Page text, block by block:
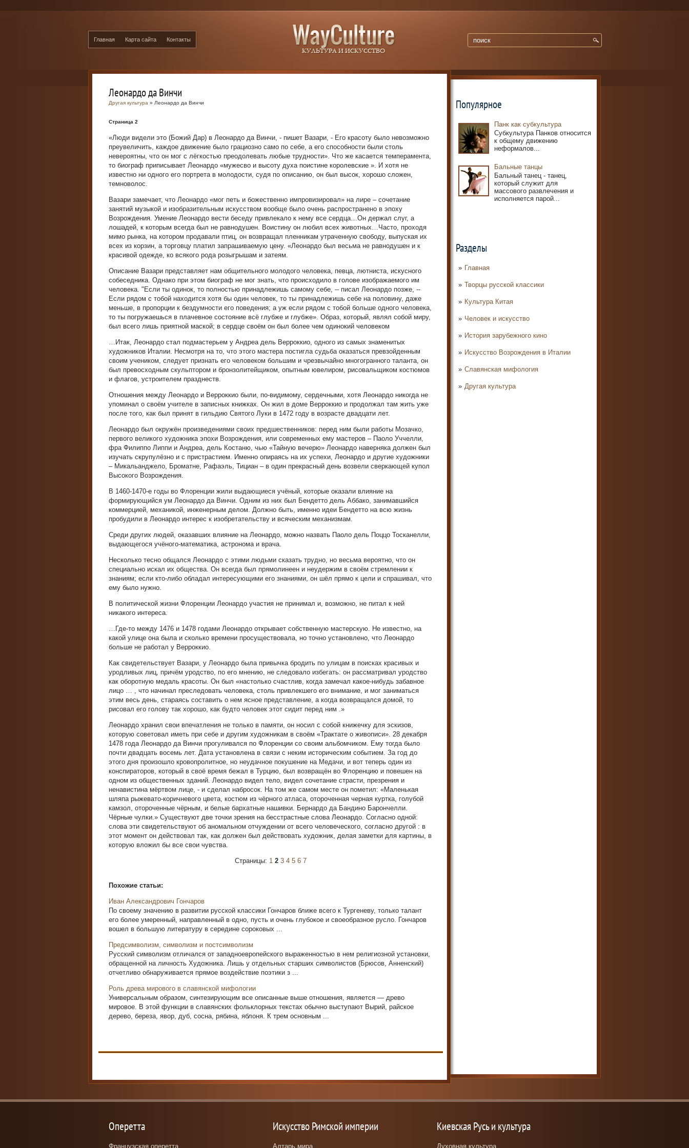
Главная Карта сайта Контакты
Популярное
Панк как субкультура
Субкультура Панков относится
к общему движению
неформалов...
Бальные танцы
Бальный танец - танец,
который служит для
массового развлечения и
исполняется парой...
Разделы
Главная
Творцы русской классики
Культура Китая
Человек и искусство
История зарубежного кино
Искусство Возрождения в Италии
Славянская мифология
Другая культура
Леонардо да Винчи
Другая культура » Леонардо да Винчи
Страница 2
«Люди видели это (Божий Дар) в Леонардо да Винчи, - пишет Вазари, - Его красоту было невозможно
преувеличить, каждое движение было грациозно само по себе, а его способности были столь
невероятны, что он мог с лёгкостью преодолевать любые трудности». Что же касается темперамента,
то биограф приписывает Леонардо «мужесво и высоту духа поистине королевские ». И хотя не
известно ни одного его портрета в молодости, судя по описанию, он был высок, хорошо сложен,
темноволос.
Вазари замечает, что Леонардо «мог петь и божественно импровизировал» на лире – сочетание
занятий музыкой и изобразительным искусством вообще было очень распространено в эпоху
Возрождения. Умение Леонардо вести беседу привлекало к нему все сердца…Он держал слуг, а
лошадей, к которым всегда был не равнодушен. Воистину он любил всех животных…Часто, проходя
мимо рынка, на котором продавали птиц, он возвращал пленникам утраченную свободу, выпуская их
всех из корзин, а торговцу платил запрашиваемую цену. «Леонардо был весьма не равнодушен и к
красивой одежде, ко всякого рода розыгрышам и затеям.
Описание Вазари представляет нам общительного молодого человека, певца, лютниста, искусного
собеседника. Однако при этом биограф не мог знать, что происходило в голове изображаемого им
человека. "Если ты одинок, то полностью принадлежишь самому себе, -- писал Леонардо позже, --
Если рядом с тобой находится хотя бы один человек, то ты принадлежишь себе на половину, даже
меньше, в пропорции к бездумности его поведения; а уж если рядом с тобой больше одного человека,
то ты погружаешься в плачевное состояние всё глубже и глубже». Образ, который, являл собой миру,
был всего лишь приятной маской; в сердце своём он был более чем одинокий человеком
…Итак, Леонардо стал подмастерьем у Андреа дель Верроккио, одного из самых знаменитых
художников Италии. Несмотря на то, что этого мастера постигла судьба оказаться превзойденным
своим учеником, следует признать его человеком большим и чрезвычайно многогранного таланта, он
был превосходным скульптором и бронзолитейщиком, опытным ювелиром, рисовальщиком костюмов
и флагов, устроителем празднеств.
Отношения между Леонардо и Верроккио были, по-видимому, сердечными, хотя Леонардо никогда не
упоминал о своём учителе в записных книжках. Он жил в доме Верроккио и продолжал там жить уже
после того, как был принят в гильдию Святого Луки в 1472 году в возрасте двадцати лет.
Леонардо был окружён произведениями своих предшественников: перед ним были работы Мозачко,
первого великого художника эпохи Возрождения, или современных ему мастеров – Паоло Уччелли,
фра Филиппо Липпи и Андреа, дель Костаню, чью «Тайную вечерю» Леонардо наверняка должен был
изучать скрупулёзно и с пристрастием. Именно опираясь на их успехи, Леонардо и другие художники
– Микальанджело, Броматне, Рафаэль, Тициан – в один прекрасный день возвели сверкающей купол
Высокого Возрождения.
В 1460-1470-е годы во Флоренции жили выдающиеся учёный, которые оказали влияние на
формирующийся ум Леонардо да Винчи. Одним из них был Бендетто дель Аббако, занимавшийся
коммерцией, механикой, инженерным делом. Должно быть, именно идеи Бендетто на всю жизнь
пробудили в Леонардо интерес к изобретательству и всяческим механизмам.
Среди других людей, оказавших влияние на Леонардо, можно назвать Паоло дель Поццо Тосканелли,
выдающегося учёного-математика, астронома и врача.
Несколько тесно общался Леонардо с этими людьми сказать трудно, но весьма вероятно, что он
специально искал их общества. Он всегда был прямолинеен и неудержим в своём стремлении к
знаниям; если кто-либо обладал интересующими его знаниями, он шёл прямо к цели и спрашивал, что
ему было нужно.
В политической жизни Флоренции Леонардо участия не принимал и, возможно, не питал к ней
никакого интереса.
…Где-то между 1476 и 1478 годами Леонардо открывает собственную мастерскую. Не известно, на
какой улице она была и сколько времени просуществовала, но точно установлено, что Леонардо
больше не работал у Верроккио.
Как свидетельствует Вазари, у Леонардо была привычка бродить по улицам в поисках красивых и
уродливых лиц, причём уродство, по его мнению, не следовало избегать: он рассматривал уродство
как оборотную медаль красоты. Он был «настолько счастлив, когда замечал какое-нибудь забавное
лицо … , что начинал преследовать человека, столь привлекшего его внимание, и мог заниматься
этим весь день, стараясь составить о нем ясное представление, а когда возвращался домой, то
рисовал его голову так хорошо, как будто человек этот сидит перед ним .»
Леонардо хранил свои впечатления не только в памяти, он носил с собой книжечку для эскизов,
которую советовал иметь при себе и другим художникам в своём «Трактате о живописи». 28 декабря
1478 года Леонардо да Винчи прогуливался по Флоренции со своим альбомчиком. Ему тогда было
почти двадцать восемь лет. Дата установлена в связи с неким историческим событием. За год до
этого дня произошло кровопролитное, но неудачное покушение на Медачи, и вот теперь один из
конспираторов, который в своё время бежал в Турцию, был возвращён во Флоренцию и повешен на
одном из общественных зданий. Леонардо видел тело, видел сочетание страсти, презрения и
ненавистина мёртвом лице, - и сделал набросок. На том же самом месте он пометил: «Маленькая
шляпа рыжевато-коричневого цвета, костюм из чёрного атласа, отороченная черная куртка, голубой
камзол, отороченные чёрным, и белые бархатные нашивки. Бернардо да Бандино Барончелли.
Чёрные чулки.» Существуют две точки зрения на бесстрастные слова Леонардо. Согласно одной:
слова эти свидетельствуют об аномальном отчуждении от всего человеческого, согласно другой : в
этот момент он действовал так, как должен был действовать художник, делая заметки для картины, в
которую вложил бы все свои чувства.
Страницы: 1 2 3 4 5 6 7
Похожие статьи:
Иван Александрович Гончаров
По своему значению в развитии русской классики Гончаров ближе всего к Тургеневу, только талант
его более умеренный, направленный в одно, пусть и очень глубокое и своеобразное русло. Гончаров
вошел в большую литературу в середине сороковых ...
Предсимволизм, символизм и постсимволизм
Русский символизм отличался от западноевропейского выраженностью в нем религиозной установки,
обращенной на личность Художника. Лишь у отдельных старших символистов (Брюсов, Анненский)
отчетливо обнаруживается прямое воздействие поэтики з ...
Роль древа мирового в славянской мифологии
Универсальным образом, синтезирующим все описанные выше отношения, является — древо
мировое. В этой функции в славянских фольклорных текстах обычно выступают Вырий, райское
дерево, береза, явор, дуб, сосна, рябина, яблоня. К трем основным ...
Оперетта
Французская оперетта
Искусство Римской империи
Алтарь мира
Киевская Русь и культура
Духовная культура